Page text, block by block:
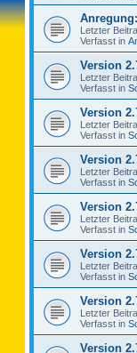
Letzter
Verfasst in
Version
Letzter
Verfasst in
Version
Letzter
Verfasst in
Version
Letzter
Verfasst in
Version
Letzter
Verfasst in
Version
Letzter
Verfasst in
Version
Letzter
Verfasst in
Version